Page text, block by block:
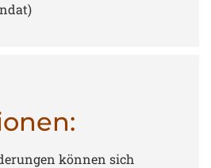
können sich